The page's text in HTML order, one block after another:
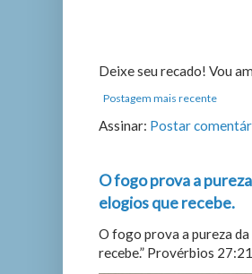
Deixe seu recado! Vou
Postagem mais recente
Assinar: Postar
O fogo prova a
elogios que recebe.
O fogo prova a pureza
recebe.” Provérbios